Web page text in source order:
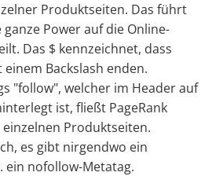
Produktseiten. Das führt
Power auf die Online-
Das $ kennzeichnet, dass
Backslash enden.
"follow", welcher im Header auf
ist, fließt PageRank
Produktseiten.
es gibt nirgendwo ein
nofollow-Metatag.